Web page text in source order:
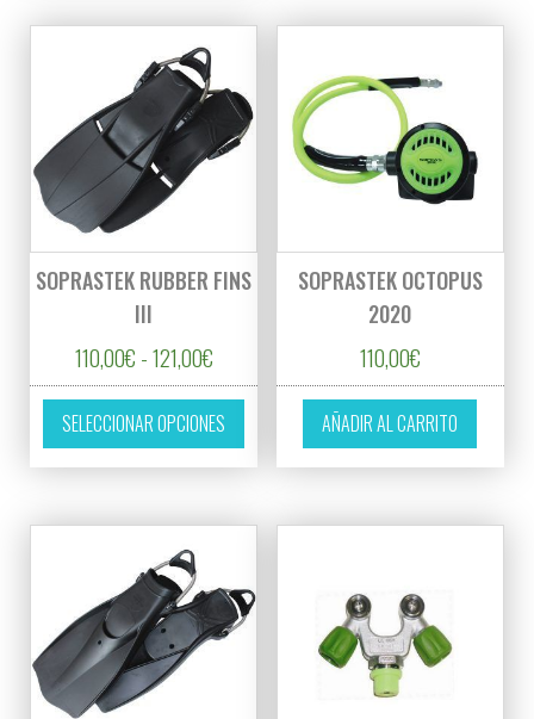
SOPRASTEK RUBBER FINS
III
110,00€ -121,00€Rango de precios: desde 110,00€ hasta
SELECCIONAR OPCIONES
Este producto tiene múltiples variantes.
SOPRASTEK OCTOPUS
2020
110,00€
AÑADIR AL CARRITO